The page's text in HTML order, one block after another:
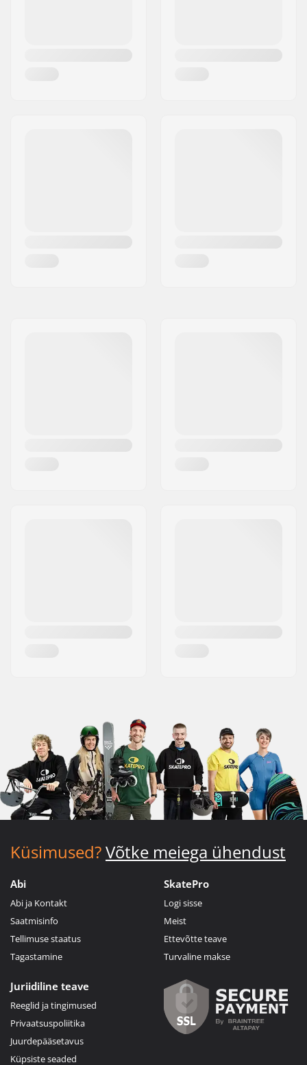
Küsimused?Võtke meiega ühendust
Abi
Abi ja Kontakt
Saatmisinfo
Tellimuse staatus
Tagastamine
SkatePro
Logi sisse
Meist
Ettevõtte teave
Turvaline makse
Juriidiline teave
Reeglid ja tingimused
Privaatsuspoliitika
Juurdepääsetavus
Küpsiste seaded